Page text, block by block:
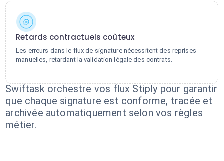
Retards contractuels coûteux
Les erreurs dans le flux de signature nécessitent des reprises
manuelles, retardant la validation légale des contrats.
Swiftask orchestre vos flux Stiply pour garantir
que chaque signature est conforme, tracée et
archivée automatiquement selon vos règles
métier.